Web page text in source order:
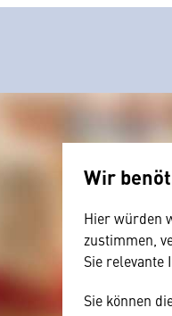
Wir
Hier würden
zustimmen,
Sie relevante
Sie können